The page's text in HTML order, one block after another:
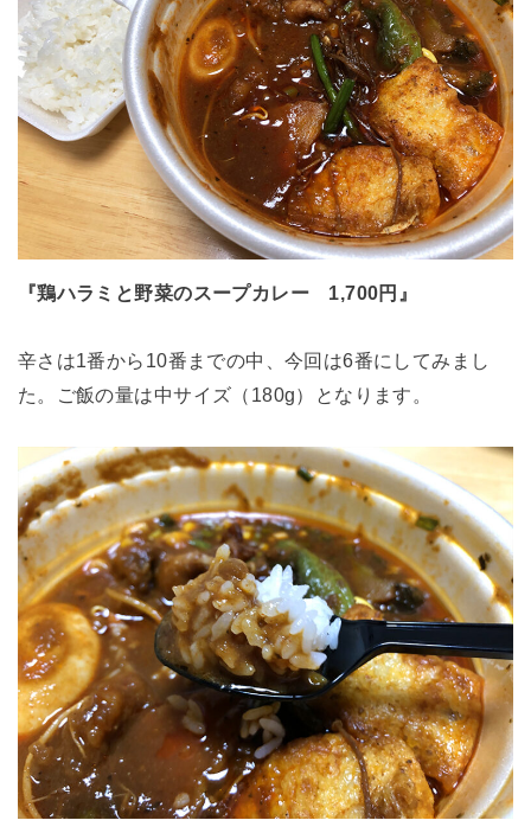
『鶏ハラミと野菜のスープカレー 1,700円』
辛さは1番から10番までの中、今回は6番にしてみまし
た。ご飯の量は中サイズ（180g）となります。